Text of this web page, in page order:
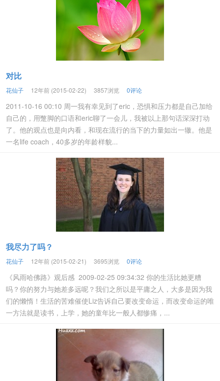
对比
花仙子 12年前 (2015-02-22) 3857浏览 0评论
2011-10-16 00:10 周一我有幸见到了eric，恐惧和压力都是自己加给
自己的，用蹩脚的口语和eric聊了一会儿，我被以上那句话深深打动
了。他的观点也是向内看，和现在流行的当下的力量如出一辙。他是
一名life coach，40多岁的年龄样貌...
我尽力了吗？
花仙子 12年前 (2015-02-21) 3695浏览 0评论
《风雨哈佛路》观后感 2009-02-25 09:34:32 你的生活比她更糟
吗？你的努力与她差多远呢？我们之所以是平庸之人，大多是因为我
们的懒惰！生活的苦难催使Liz告诉自己要改变命运，而改变命运的唯
一方法就是读书，上学，她的童年比一般人都惨痛，...